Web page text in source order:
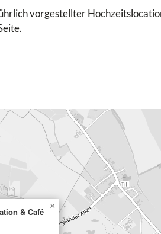
vorgestellter
& Café
×